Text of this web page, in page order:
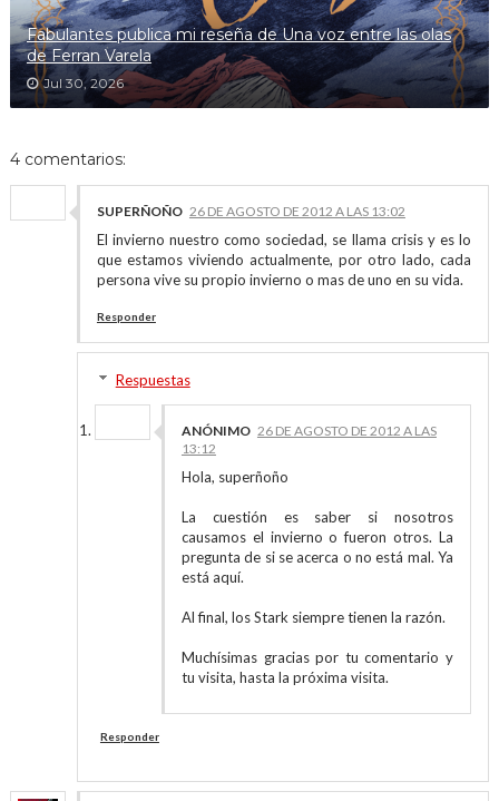
Fabulantes publica mi reseña de Una voz entre las olas
de Ferran Varela
Jul 30, 2026
4 comentarios:
SUPERÑOÑO 26 DE AGOSTO DE 2012 A LAS 13:02
El invierno nuestro como sociedad, se llama crisis y es lo
que estamos viviendo actualmente, por otro lado, cada
persona vive su propio invierno o mas de uno en su vida.
Responder
Respuestas
ANÓNIMO 26 DE AGOSTO DE 2012 A LAS
13:12
Hola, superñoño
La cuestión es saber si nosotros
causamos el invierno o fueron otros. La
pregunta de si se acerca o no está mal. Ya
está aquí.
Al final, los Stark siempre tienen la razón.
Muchísimas gracias por tu comentario y
tu visita, hasta la próxima visita.
Responder